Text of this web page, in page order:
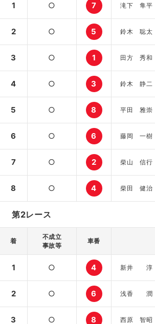
1 ○ 7 滝下 隼平
2 ○ 5 鈴木 聡太
3 ○ 1 田方 秀和
4 ○ 3 鈴木 静二
5 ○ 8 平田 雅崇
6 ○ 6 藤岡 一樹
7 ○ 2 柴山 信行
8 ○ 4 柴田 健治
第2レース
着
不成立
事故等
車番
1 ○ 4 新井 淳
2 ○ 6 浅香 潤
3 ○ 8 西原 智昭